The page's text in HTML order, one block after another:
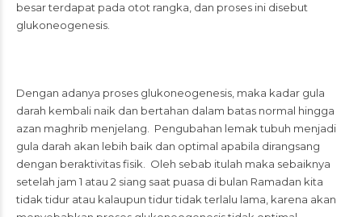
besar terdapat pada otot rangka, dan proses ini disebut
glukoneogenesis.
Dengan adanya proses glukoneogenesis, maka kadar gula
darah kembali naik dan bertahan dalam batas normal hingga
azan maghrib menjelang. Pengubahan lemak tubuh menjadi
gula darah akan lebih baik dan optimal apabila dirangsang
dengan beraktivitas fisik. Oleh sebab itulah maka sebaiknya
setelah jam 1 atau 2 siang saat puasa di bulan Ramadan kita
tidak tidur atau kalaupun tidur tidak terlalu lama, karena akan